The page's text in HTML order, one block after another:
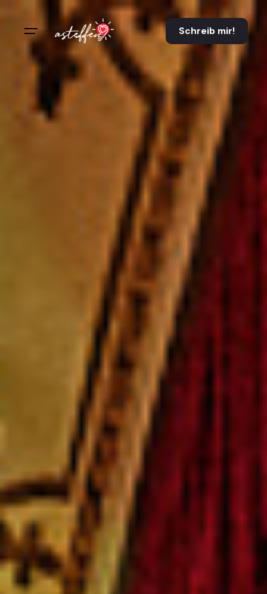
Schreib mir!